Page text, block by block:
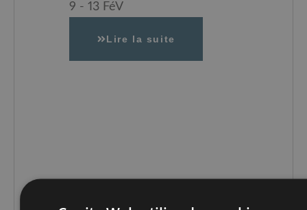
9 - 13 FéV
Lire la suite